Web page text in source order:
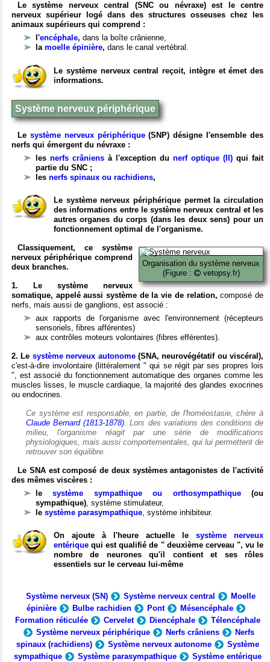
Le système nerveux central (SNC ou névraxe) est le centre
nerveux supérieur logé dans des structures osseuses chez les
animaux supérieurs qui comprend :
l'encéphale, dans la boîte crânienne,
la moelle épinière, dans le canal vertébral.
Le système nerveux central reçoit, intègre et émet des
informations.
Système nerveux périphérique
Le système nerveux périphérique(SNP) désigne l'ensemble des
nerfs qui émergent du névraxe :
les nerfs crâniens à l'exception du nerf optique (II) qui fait
partie du SNC ;
les nerfs spinaux ou rachidiens,
Le système nerveux périphérique permet la circulation
des informations entre le système nerveux central et les
autres organes du corps (dans les deux sens) pour un
fonctionnement optimal de l'organisme.
Organisation du système nerveux
(Figure :
vetopsy.fr)
Classiquement, ce système
nerveux périphérique comprend
deux branches.
1. Le système nerveux
somatique, appelé aussi système de la vie de relation, composé de
nerfs, mais aussi de ganglions, est associé :
aux rapports de l'organisme avec l'environnement (récepteurs
sensoriels, fibres afférentes)
aux contrôles moteurs volontaires (fibres efférentes).
2. Le système nerveux autonome(SNA, neurovégétatif ou viscéral),
c'est-à-dire involontaire (littéralement " qui se régit par ses propres lois
", est associé du fonctionnement automatique des organes comme les
muscles lisses, le muscle cardiaque, la majorité des glandes exocrines
ou endocrines.
Ce système est responsable, en partie, de l'homéostasie, chère à
Claude Bernard (1813-1878). Lors des variations des conditions de
milieu, l'organisme réagit par une série de modifications
physiologiques, mais aussi comportementales, qui lui permettent de
retrouver son équilibre.
Le SNA est composé de deux systèmes antagonistes de l'activité
des mêmes viscères :
lesystème sympathique ou orthosympathique(ou
sympathique), système stimulateur,
le système parasympathique, système inhibiteur.
On ajoute à l'heure actuelle le système nerveux
entérique qui est qualifié de " deuxième cerveau ", vu le
nombre de neurones qu'il contient et ses rôles
essentiels sur le cerveau lui-même
Système nerveux (SN) Système nerveux central
Moelle
épinière
Bulbe rachidien Pont
Mésencéphale
Formation réticulée
Cervelet Diencéphale
Télencéphale
Système nerveux périphérique
Nerfs crâniens
Nerfs
spinaux (rachidiens)
Système nerveux autonome
Système
sympathique
Système parasympathique
Système entérique